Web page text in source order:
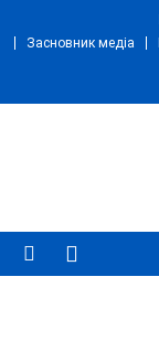
Засновник медіа